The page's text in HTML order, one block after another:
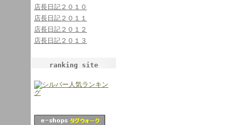
店長日記２０１０
店長日記２０１１
店長日記２０１２
店長日記２０１３
ranking site